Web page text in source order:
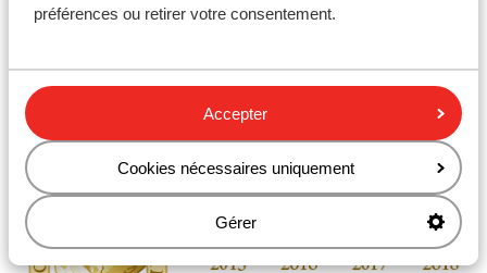
préférences ou retirer votre consentement.
Accepter
Cookies nécessaires uniquement
Gérer
Suivez-nous !
Meilleur Tour Opérateur Ski du Monde